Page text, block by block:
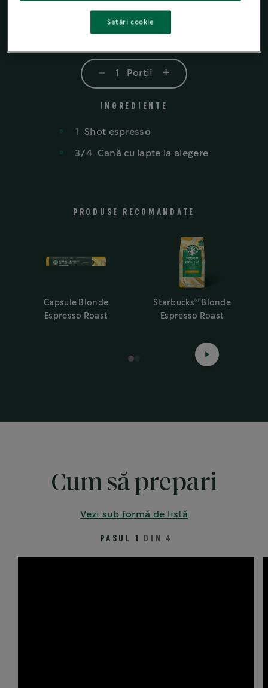
- 1 Porții +
INGREDIENTE
1 Shot espresso
3/4 Cană cu lapte la alegere
PRODUSE RECOMANDATE
Capsule Blonde
Espresso Roast
Starbucks®
Blonde
Espresso Roast
Cum să prepari
Vezi sub formă de listă
PASUL 1 DIN 4
Setări cookie